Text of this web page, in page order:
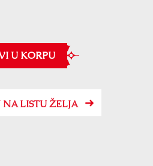
U KORPU
NA LISTU ŽELJA